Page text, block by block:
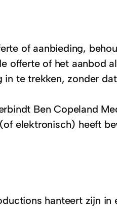
of aanbieding,
offerte of het aanbod
te trekken, zonder
Ben Copeland
elektronisch) heeft
hanteert zijn in